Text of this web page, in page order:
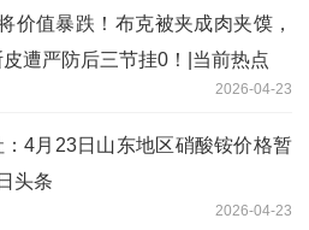
价值暴跌！布克被夹成肉夹馍，
遭严防后三节挂0！|当前热点
2026-04-23
：4月23日山东地区硝酸铵价格暂
头条
2026-04-23